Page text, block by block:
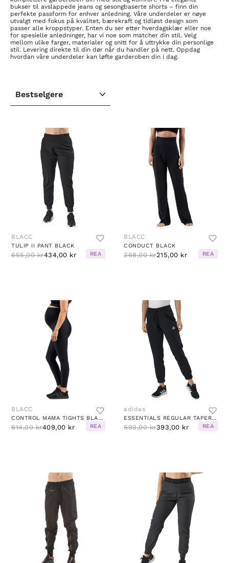
bukser til avslappede jeans og sesongbaserte shorts – finn din
perfekte passform for enhver anledning. Våre underdeler er nøye
utvalgt med fokus på kvalitet, bærekraft og tidløst design som
passer alle kroppstyper. Enten du ser etter hverdagsklær eller noe
for spesielle anledninger, har vi noe som matcher din stil. Velg
mellom ulike farger, materialer og snitt for å uttrykke din personlige
stil. Levering direkte til din dør når du handler på nett. Oppdag
hvordan våre underdeler kan løfte garderoben din i dag.
BLACC
TULIP II PANT BLACK
655,00 kr434,00 kr REA
BLACC
CONDUCT BLACK
368,00 kr215,00 kr REA
BLACC
CONTROL MAMA TIGHTS BLACK
614,00 kr409,00 kr REA
adidas
ESSENTIALS REGULAR TAPERED CUFFED 7/8 PANT BLACK / WHITE
593,00 kr393,00 kr REA